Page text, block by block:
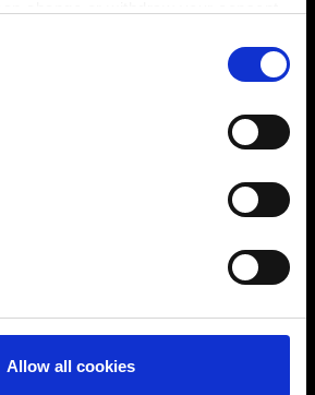
about your geographical
device by actively scanning it for
how your personal data is processed
your consent at any time.
Allow all cookies
ランクの箇所がフライス加工さ
行させることができます。被削材
に相当する、現在の中間状況を視
ブランクはシステムで独自に構成
ンターフェイスを介してデジタル
て読み込むこともできます。これ
研削状況を映し出しています。
ス加工時に最大限の生産信頼性を
工にもこのオプションがあり、複
証されるのですか?